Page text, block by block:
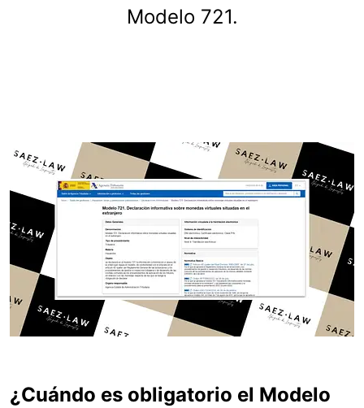
Modelo 721.
¿Cuándo es obligatorio el Modelo